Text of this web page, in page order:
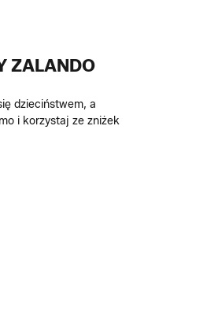
ZALANDO
dzieciństwem, a
i korzystaj ze zniżek